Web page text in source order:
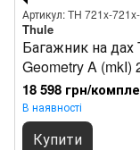
Артикул: TH 721x-
Thule
Багажник на дах
Geometry A
18 598 грн/
В наявності
Купити